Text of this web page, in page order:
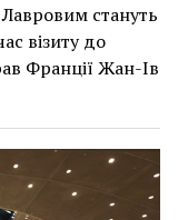
стануть
візиту до
Франції Жан-Ів